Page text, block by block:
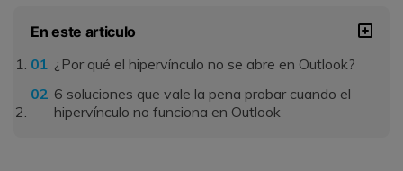
En este articulo
¿Por qué el hipervínculo no se abre en Outlook?
6 soluciones que vale la pena probar cuando el
hipervínculo no funciona en Outlook